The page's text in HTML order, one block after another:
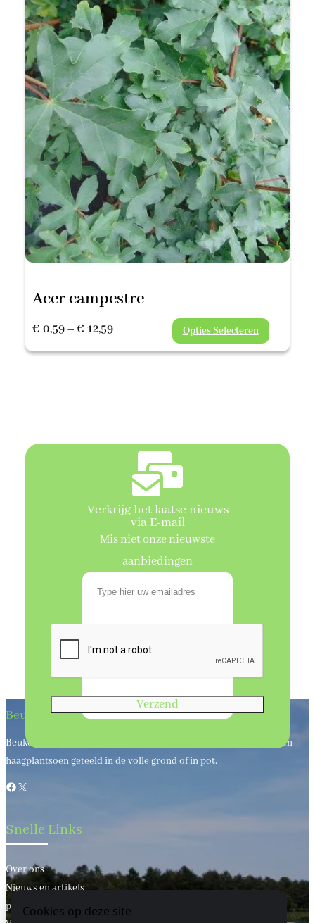
Acer campestre
€ 0,59–€ 12,59Prijsklasse:
€ 0,59
Opties Selecteren
Verkrijg het laatse nieuws
via E-mail
Mis niet onze nieuwste
aanbiedingen
Verzend
Beukenhaagkwekerij
Beukenhaagkwekerij al meer dan 50 jaar uw leverancier van bos en
haagplantsoen geteeld in de volle grond of in pot.
Facebook
X
Snelle Links
Over ons
Nieuws en artikels
privacy statement
Cookies op deze site